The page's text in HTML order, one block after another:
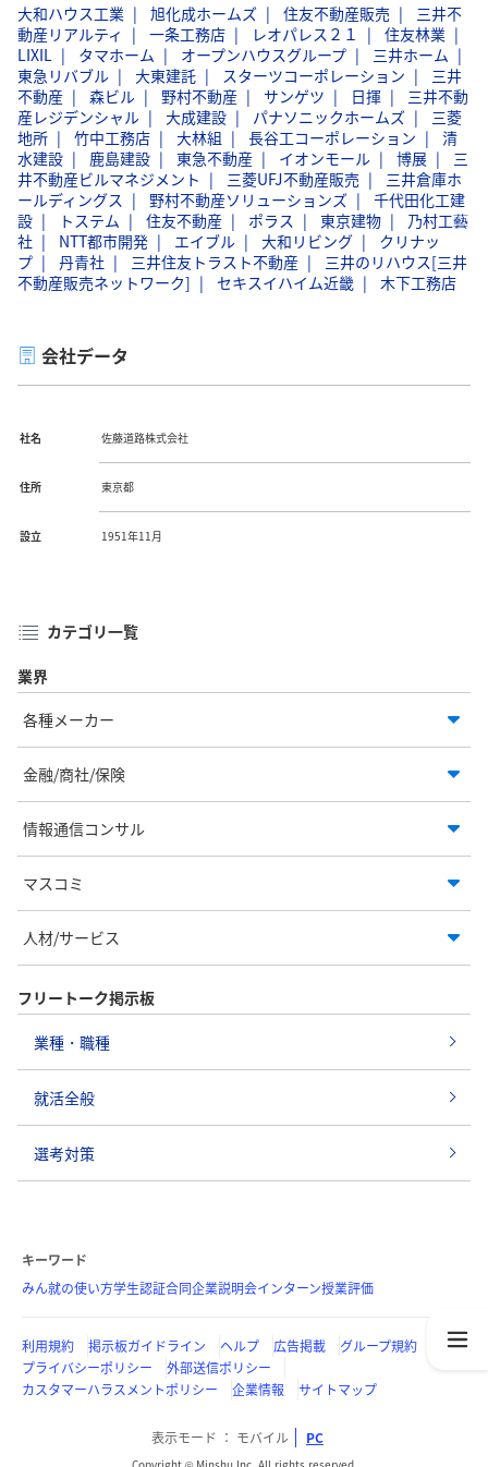
大和ハウス工業 旭化成ホームズ 住友不動産販売
三井不
動産リアルティ
一条工務店 レオパレス２１
住友林業
LIXIL
タマホーム オープンハウスグループ
三井ホーム
東急リバブル
大東建託 スターツコーポレーション
三井
不動産
森ビル 野村不動産 サンゲツ 日揮
三井不動
産レジデンシャル
大成建設 パナソニックホームズ
三菱
地所
竹中工務店 大林組 長谷工コーポレーション
清
水建設
鹿島建設 東急不動産 イオンモール 博展
三
井不動産ビルマネジメント
三菱UFJ不動産販売
三井倉庫ホ
ールディングス
野村不動産ソリューションズ
千代田化工建
設
トステム 住友不動産 ポラス 東京建物
乃村工藝
社
NTT都市開発 エイブル 大和リビング
クリナッ
プ
丹青社 三井住友トラスト不動産
三井のリハウス[三井
不動産販売ネットワーク]
セキスイハイム近畿 木下工務店
会社データ
社名 佐藤道路株式会社
住所 東京都
設立 1951年11月
カテゴリ一覧
業界
各種メーカー
金融/商社/保険
情報通信コンサル
マスコミ
人材/サービス
フリートーク掲示板
業種・職種
就活全般
選考対策
キーワード
みん就の使い方学生認証合同企業説明会インターン授業評価
利用規約 掲示板ガイドライン ヘルプ 広告掲載
グループ規約
プライバシーポリシー
外部送信ポリシー
カスタマーハラスメントポリシー
企業情報 サイトマップ
表示モード モバイル PC